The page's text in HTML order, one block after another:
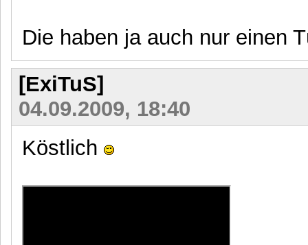
Die haben ja auch nur einen
[ExiTuS]
04.09.2009, 18:40
Köstlich